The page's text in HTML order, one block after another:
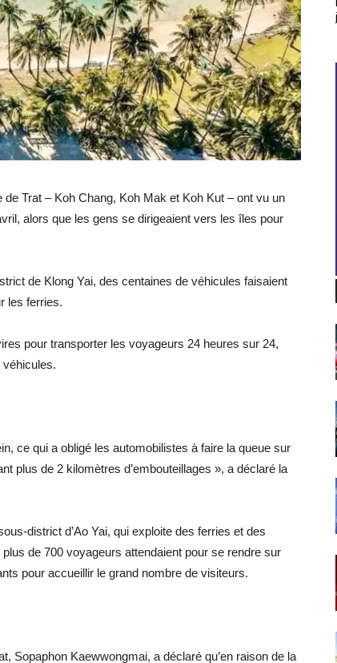
Trat – Koh Chang, Koh Mak et Koh Kut – ont vu un
alors que les gens se dirigeaient vers les îles pour
de Klong Yai, des centaines de véhicules faisaient
les ferries.
pour transporter les voyageurs 24 heures sur 24,
véhicules.
ce qui a obligé les automobilistes à faire la queue sur
plus de 2 kilomètres d’embouteillages », a déclaré la
district d’Ao Yai, qui exploite des ferries et des
de 700 voyageurs attendaient pour se rendre sur
pour accueillir le grand nombre de visiteurs.
Sopaphon Kaewwongmai, a déclaré qu’en raison de la